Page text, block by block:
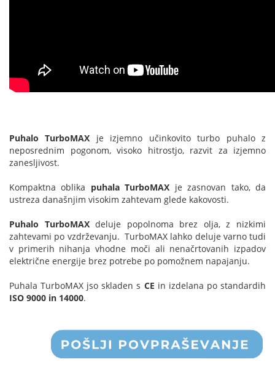
Puhalo TurboMAX je izjemno učinkovito turbo puhalo z
neposrednim pogonom, visoko hitrostjo, razvit za izjemno
zanesljivost.
Kompaktna oblika puhala TurboMAX je zasnovan tako, da
ustreza današnjim visokim zahtevam glede kakovosti.
Puhalo TurboMAXdeluje popolnoma brez olja, z nizkimi
zahtevami po vzdrževanju. TurboMAX lahko deluje varno tudi
v primerih nihanja vhodne moči ali nenačrtovanih izpadov
električne energije brez potrebe po pomožnem napajanju.
Puhala TurboMAX jso skladen s CE in izdelana po standardih
ISO 9000 in 14000.